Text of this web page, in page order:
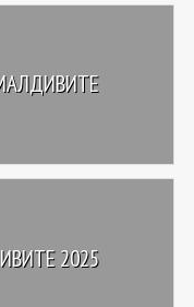
2025